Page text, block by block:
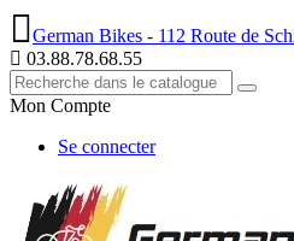
German Bikes - 112 Route de
03.88.78.68.55
Mon Compte
Se connecter